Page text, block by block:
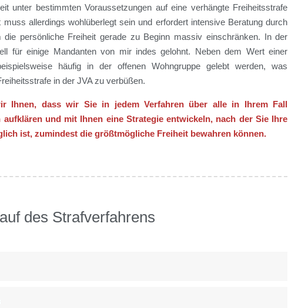
unter bestimmten Voraussetzungen auf eine verhängte Freiheitsstrafe
allerdings wohlüberlegt sein und erfordert intensive Beratung durch
die persönliche Freiheit gerade zu Beginn massiv einschränken. In der
für einige Mandanten von mir indes gelohnt. Neben dem Wert einer
häufig in der offenen Wohngruppe gelebt werden, was
in der JVA zu verbüßen.
Ihnen, dass wir Sie in jedem Verfahren über alle in Ihrem Fall
und mit Ihnen eine Strategie entwickeln, nach der Sie Ihre
ist, zumindest die größtmögliche Freiheit bewahren können.
des Strafverfahrens